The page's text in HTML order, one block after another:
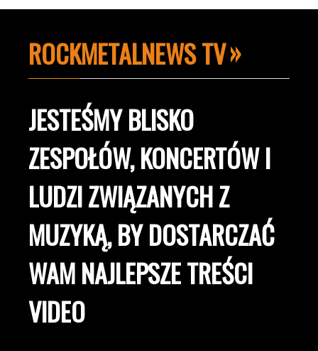
ROCKMETALNEWS TV
JESTEŚMY BLISKO
ZESPOŁÓW, KONCERTÓW I
LUDZI ZWIĄZANYCH Z
MUZYKĄ, BY DOSTARCZAĆ
WAM NAJLEPSZE TREŚCI
VIDEO